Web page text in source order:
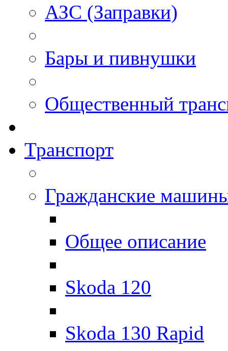
АЗС (Заправки)
Бары и пивнушки
Общественный
Транспорт
Гражданские
Общее описание
Skoda 120
Skoda 130 Rapid